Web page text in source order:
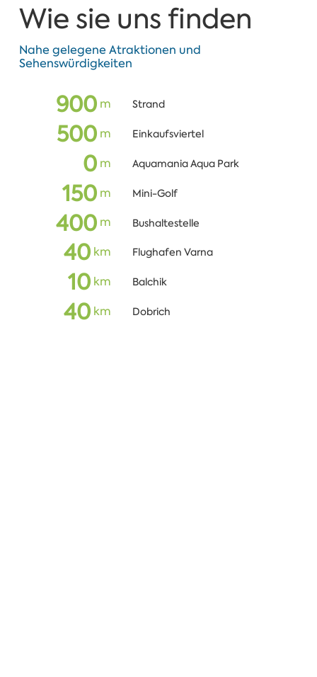
Wie sie uns finden
Nahe gelegene Atraktionen und
Sehenswürdigkeiten
900m Strand
500m Einkaufsviertel
0m Aquamania Aqua Park
150m Mini-Golf
400m Bushaltestelle
40кm Flughafen Varna
10кm Balchik
40кm Dobrich